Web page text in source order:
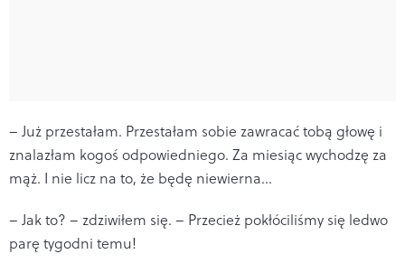
– Już przestałam. Przestałam sobie zawracać tobą głowę i
znalazłam kogoś odpowiedniego. Za miesiąc wychodzę za
mąż. I nie licz na to, że będę niewierna...
– Jak to? – zdziwiłem się. – Przecież pokłóciliśmy się ledwo
parę tygodni temu!